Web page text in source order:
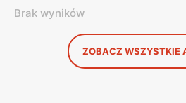
Brak wyników
ZOBACZ WSZYSTKIE